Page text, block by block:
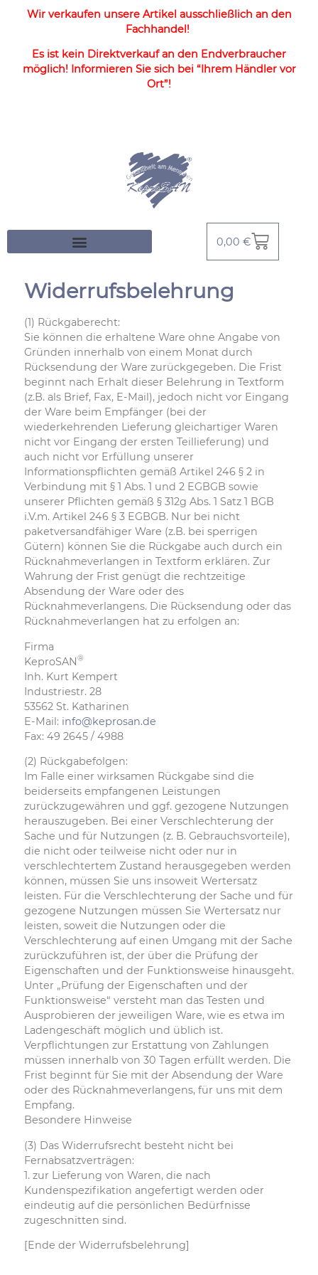
Wir verkaufen unsere Artikel ausschließlich an den
Fachhandel!
Es ist kein Direktverkauf an den Endverbraucher
möglich! Informieren Sie sich bei “Ihrem Händler vor
Ort”!
0,00€
Widerrufsbelehrung
(1) Rückgaberecht:
Sie können die erhaltene Ware ohne Angabe von
Gründen innerhalb von einem Monat durch
Rücksendung der Ware zurückgegeben. Die Frist
beginnt nach Erhalt dieser Belehrung in Textform
(z.B. als Brief, Fax, E-Mail), jedoch nicht vor Eingang
der Ware beim Empfänger (bei der
wiederkehrenden Lieferung gleichartiger Waren
nicht vor Eingang der ersten Teillieferung) und
auch nicht vor Erfüllung unserer
Informationspflichten gemäß Artikel 246 § 2 in
Verbindung mit § 1 Abs. 1 und 2 EGBGB sowie
unserer Pflichten gemäß § 312g Abs. 1 Satz 1 BGB
i.V.m. Artikel 246 § 3 EGBGB. Nur bei nicht
paketversandfähiger Ware (z.B. bei sperrigen
Gütern) können Sie die Rückgabe auch durch ein
Rücknahmeverlangen in Textform erklären. Zur
Wahrung der Frist genügt die rechtzeitige
Absendung der Ware oder des
Rücknahmeverlangens. Die Rücksendung oder das
Rücknahmeverlangen hat zu erfolgen an:
Firma
KeproSAN®
Inh. Kurt Kempert
Industriestr. 28
53562 St. Katharinen
E-Mail: info@keprosan.de
Fax: 49 2645 / 4988
(2) Rückgabefolgen:
Im Falle einer wirksamen Rückgabe sind die
beiderseits empfangenen Leistungen
zurückzugewähren und ggf. gezogene Nutzungen
herauszugeben. Bei einer Verschlechterung der
Sache und für Nutzungen (z. B. Gebrauchsvorteile),
die nicht oder teilweise nicht oder nur in
verschlechtertem Zustand herausgegeben werden
können, müssen Sie uns insoweit Wertersatz
leisten. Für die Verschlechterung der Sache und für
gezogene Nutzungen müssen Sie Wertersatz nur
leisten, soweit die Nutzungen oder die
Verschlechterung auf einen Umgang mit der Sache
zurückzuführen ist, der über die Prüfung der
Eigenschaften und der Funktionsweise hinausgeht.
Unter „Prüfung der Eigenschaften und der
Funktionsweise“ versteht man das Testen und
Ausprobieren der jeweiligen Ware, wie es etwa im
Ladengeschäft möglich und üblich ist.
Verpflichtungen zur Erstattung von Zahlungen
müssen innerhalb von 30 Tagen erfüllt werden. Die
Frist beginnt für Sie mit der Absendung der Ware
oder des Rücknahmeverlangens, für uns mit dem
Empfang.
Besondere Hinweise
(3) Das Widerrufsrecht besteht nicht bei
Fernabsatzverträgen:
1. zur Lieferung von Waren, die nach
Kundenspezifikation angefertigt werden oder
eindeutig auf die persönlichen Bedürfnisse
zugeschnitten sind.
[Ende der Widerrufsbelehrung]